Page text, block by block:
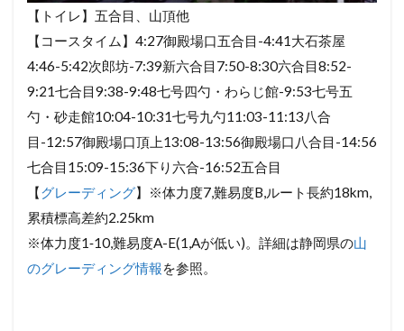
【トイレ】五合目、山頂他
【コースタイム】4:27御殿場口五合目-4:41大石茶屋
4:46-5:42次郎坊-7:39新六合目7:50-8:30六合目8:52-
9:21七合目9:38-9:48七号四勺・わらじ館-9:53七号五
勺・砂走館10:04-10:31七号九勺11:03-11:13八合
目-12:57御殿場口頂上13:08-13:56御殿場口八合目-14:56
七合目15:09-15:36下り六合-16:52五合目
【グレーディング】※体力度7,難易度B,ルート長約18km,
累積標高差約2.25km
※体力度1‐10,難易度A-E(1,Aが低い)。詳細は静岡県の山
のグレーディング情報を参照。